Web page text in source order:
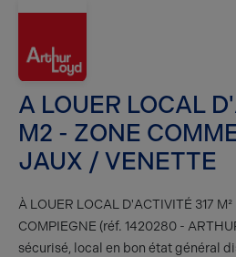
A LOUER LOCAL
M2 - ZONE
JAUX / VENETTE
À LOUER LOCAL D'ACTIVITÉ 317
COMPIEGNE (réf. 1420280 -
sécurisé, local en bon état général